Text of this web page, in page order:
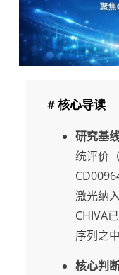
# 核心导读
研究基
统评价
激光纳
CHIVA
序列之中
核心判